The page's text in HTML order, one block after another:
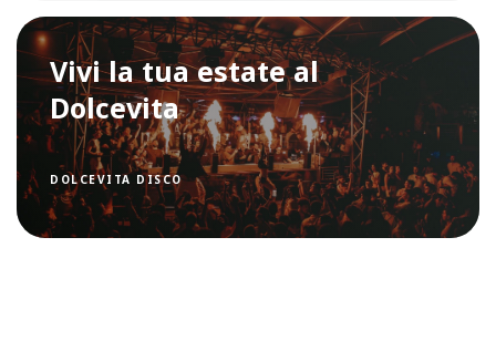
Vivi la tua estate al
Dolcevita
DOLCEVITA DISCO